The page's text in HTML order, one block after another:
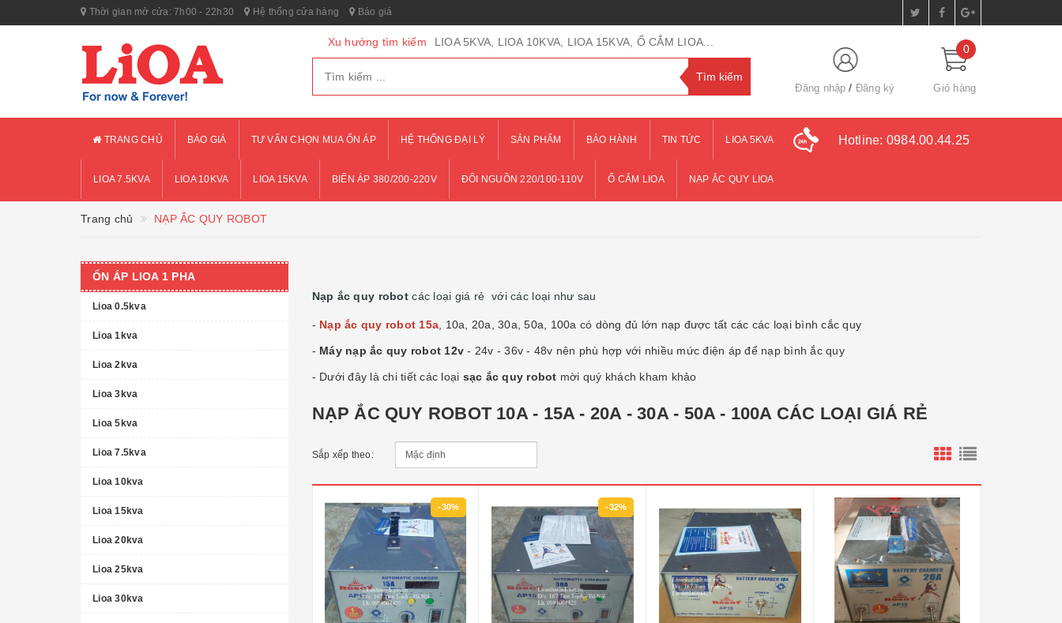
Thời gian mở cửa: 7h00 - 22h30 Hệ thống cửa hàng Báo giá
Xu hướng tìm kiếm LIOA 5KVA, LIOA 10KVA, LIOA 15KVA, Ổ CẮM LIOA...
Đăng nhập Đăng ký
0
Giỏ hàng
TRANG CHỦ BÁO GIÁ TƯ VẤN CHỌN MUA ỔN ÁP HỆ THỐNG ĐẠI LÝ SẢN PHẨM BẢO HÀNH TIN TỨC LIOA 5KVA
LIOA 7.5KVA LIOA 10KVA LIOA 15KVA BIẾN ÁP 380/200-220V ĐỔI NGUỒN 220/100-110V Ổ CẮM LIOA NẠP ẮC QUY LIOA
Hotline: 0984.00.44.25
Trang chủ NẠP ẮC QUY ROBOT
Nạp ắc quy robotcác loại giá rẻ với các loại như sau
- Nạp ắc quy robot 15a , 10a, 20a, 30a, 50a, 100a có dòng đủ lớn nạp được tất các các loại bình cắc quy
- Máy nạp ắc quy robot 12v - 24v - 36v - 48v nên phù hợp với nhiều mức điện áp để nạp bình ắc quy
- Dưới đây là chi tiết các loại sạc ắc quy robot mời quý khách kham khảo
NẠP ẮC QUY ROBOT 10A - 15A - 20A - 30A - 50A - 100A CÁC LOẠI GIÁ RẺ
Sắp xếp theo:
-30% -32%
ỔN ÁP LIOA 1 PHA
Lioa 0.5kva
Lioa 1kva
Lioa 2kva
Lioa 3kva
Lioa 5kva
Lioa 7.5kva
Lioa 10kva
Lioa 15kva
Lioa 20kva
Lioa 25kva
Lioa 30kva